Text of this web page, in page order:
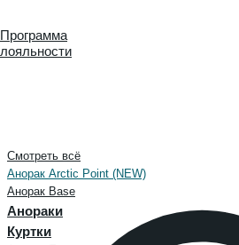
Программа
лояльности
Смотреть всё
Анорак Arctic Point (NEW)
Анорак Base
Анораки
Куртки